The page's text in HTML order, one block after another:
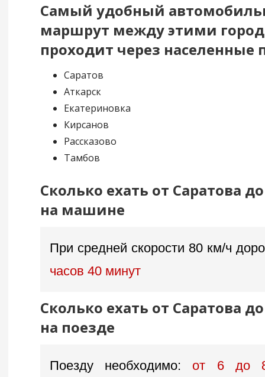
Самый удобный
маршрут между этими
проходит через населенные
Саратов
Аткарск
Екатериновка
Кирсанов
Рассказово
Тамбов
Сколько ехать от Саратова
на машине
При средней скорости 80 км/ч
часов 40 минут
Сколько ехать от Саратова
на поезде
Поезду необходимо: от 6 до